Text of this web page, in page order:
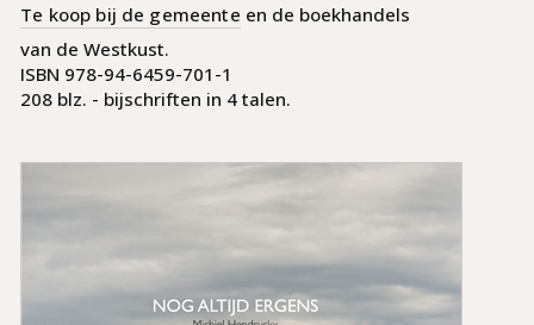
Te koop bij de gemeente en de boek­handels
van de Westkust.
ISBN 978-94-6459-701-1
208 blz. - bijschriften in 4 talen.